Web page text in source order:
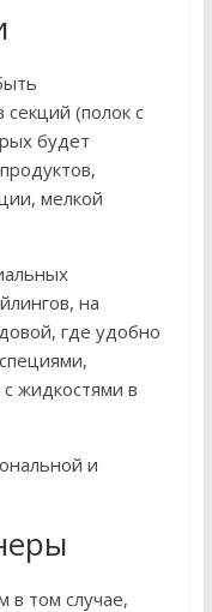
(полок с
будет
мелкой
на
где удобно
жидкостями в
в том случае,